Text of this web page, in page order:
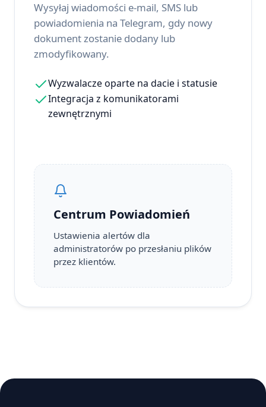
Wysyłaj wiadomości e-mail, SMS lub
powiadomienia na Telegram, gdy nowy
dokument zostanie dodany lub
zmodyfikowany.
Wyzwalacze oparte na dacie i statusie
Integracja z komunikatorami
zewnętrznymi
Centrum Powiadomień
Ustawienia alertów dla
administratorów po przesłaniu plików
przez klientów.